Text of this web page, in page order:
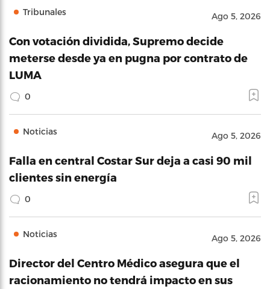
Tribunales Ago 5, 2026
Con votación dividida, Supremo decide
meterse desde ya en pugna por contrato de
LUMA
0
Noticias Ago 5, 2026
Falla en central Costar Sur deja a casi 90 mil
clientes sin energía
0
Noticias Ago 5, 2026
Director del Centro Médico asegura que el
racionamiento no tendrá impacto en sus